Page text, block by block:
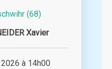
(68)
Xavier
à 14h00